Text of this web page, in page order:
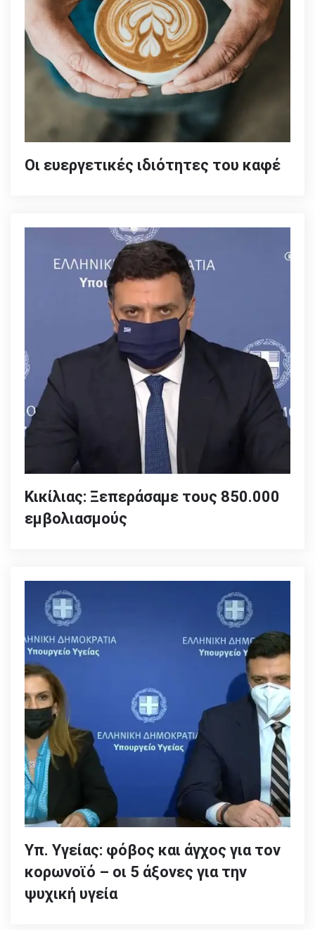
Οι ευεργετικές ιδιότητες του καφέ
Κικίλιας: Ξεπεράσαμε τους 850.000
εμβολιασμούς
Υπ. Υγείας: φόβος και άγχος για τον
κορωνοϊό – οι 5 άξονες για την
ψυχική υγεία